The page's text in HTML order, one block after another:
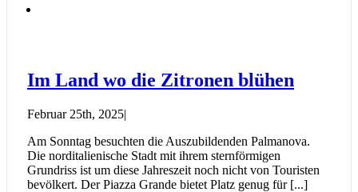
Im Land wo die Zitronen blühen
Februar 25th, 2025|
Am Sonntag besuchten die Auszubildenden Palmanova.
Die norditalienische Stadt mit ihrem sternförmigen
Grundriss ist um diese Jahreszeit noch nicht von Touristen
bevölkert. Der Piazza Grande bietet Platz genug für [...]